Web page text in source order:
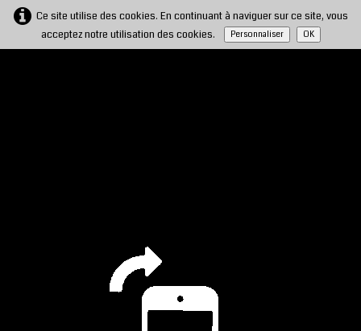
Ce site utilise des cookies. En continuant à naviguer sur ce site, vous
acceptez notre utilisation des cookies.
Personnaliser OK